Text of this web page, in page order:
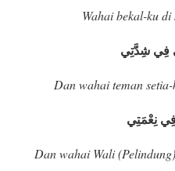
Wahai bekal-ku di
فِي شِدَّتِي
Dan wahai teman
نِعْمَتِي
Dan wahai Wali